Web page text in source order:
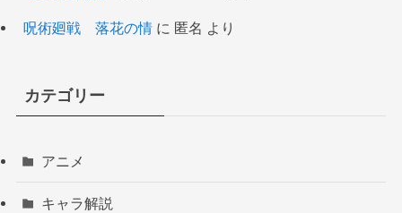
呪術廻戦 落花の情に 匿名 より
カテゴリー
アニメ
キャラ解説